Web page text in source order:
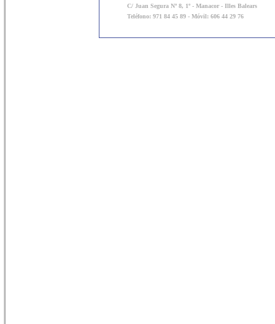
C/ Juan Segura Nº 8, 1º - Manacor - Illes Balears
Teléfono: 971 84 45 89 - Móvil: 606 44 29 76